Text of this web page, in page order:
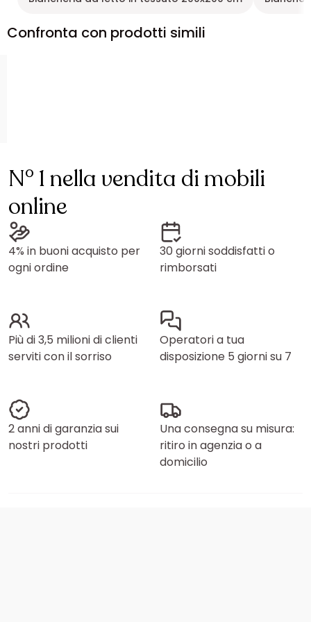
Confronta con prodotti simili
N° 1 nella vendita di mobili
online
4% in buoni acquisto per
ogni ordine
30 giorni soddisfatti o
rimborsati
Più di 3,5 milioni di clienti
serviti con il sorriso
Operatori a tua
disposizione 5 giorni su 7
2 anni di garanzia sui
nostri prodotti
Una consegna su misura:
ritiro in agenzia o a
domicilio